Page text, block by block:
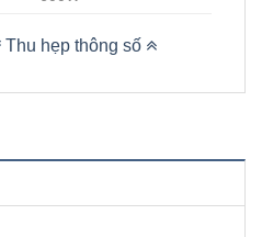
Thu hẹp thông số